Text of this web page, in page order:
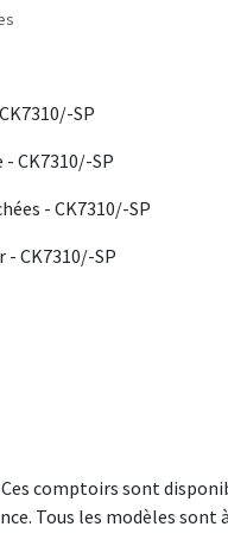
SP
CK7310/-SP
- CK7310/-SP
CK7310/-SP
comptoirs sont
Tous les modèles